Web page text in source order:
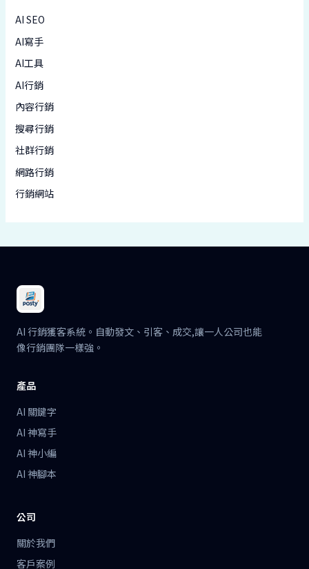
AI SEO
AI寫手
AI工具
AI行銷
內容行銷
搜尋行銷
社群行銷
網路行銷
行銷網站
AI 行銷獲客系統。自動發文、引客、成交,讓一人公司也能
像行銷團隊一樣強。
產品
AI 關鍵字
AI 神寫手
AI 神小編
AI 神腳本
公司
關於我們
客戶案例